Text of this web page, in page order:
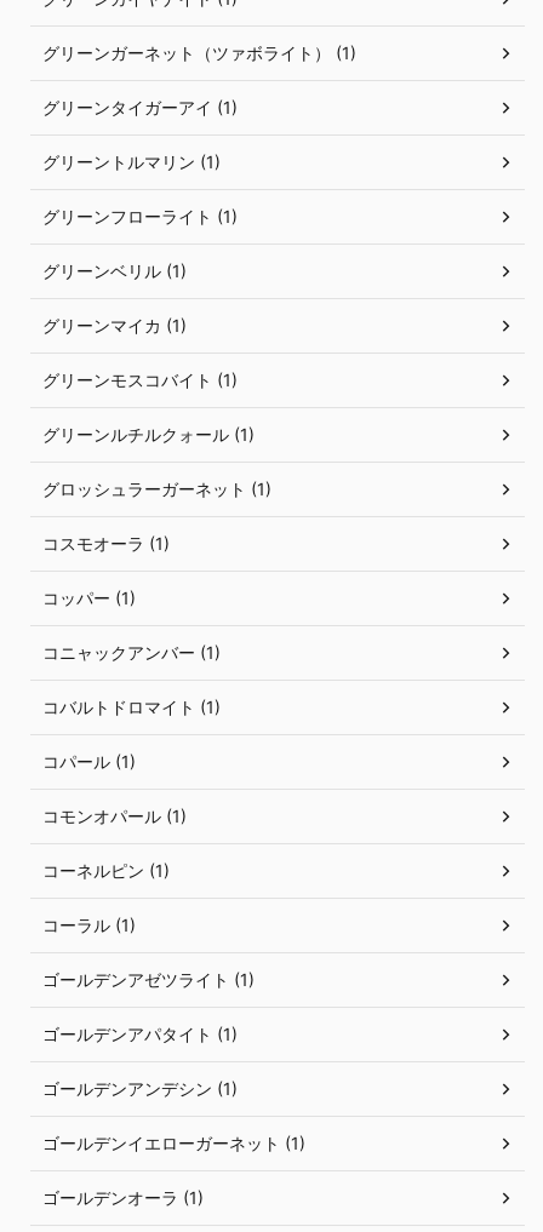
グリーンガーネット（ツァボライト） (1)
グリーンタイガーアイ (1)
グリーントルマリン (1)
グリーンフローライト (1)
グリーンベリル (1)
グリーンマイカ (1)
グリーンモスコバイト (1)
グリーンルチルクォール (1)
グロッシュラーガーネット (1)
コスモオーラ (1)
コッパー (1)
コニャックアンバー (1)
コバルトドロマイト (1)
コパール (1)
コモンオパール (1)
コーネルピン (1)
コーラル (1)
ゴールデンアゼツライト (1)
ゴールデンアパタイト (1)
ゴールデンアンデシン (1)
ゴールデンイエローガーネット (1)
ゴールデンオーラ (1)